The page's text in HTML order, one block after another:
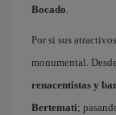
Bocado
Por si sus
monumental.
renacentistas y
Bertemati;